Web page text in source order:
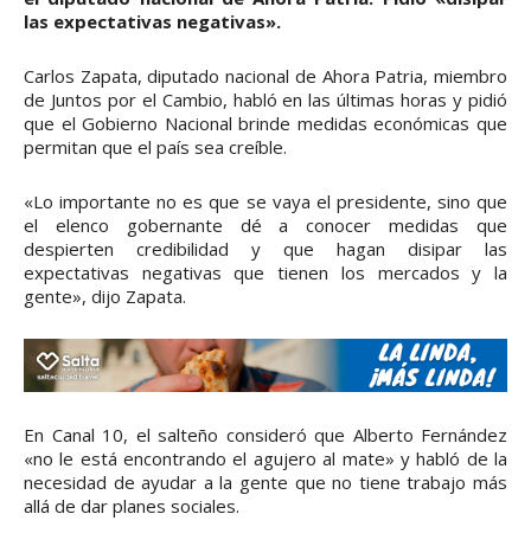
las expectativas negativas».
Carlos Zapata, diputado nacional de Ahora Patria, miembro
de Juntos por el Cambio, habló en las últimas horas y pidió
que el Gobierno Nacional brinde medidas económicas que
permitan que el país sea creíble.
«Lo importante no es que se vaya el presidente, sino que
el elenco gobernante dé a conocer medidas que
despierten credibilidad y que hagan disipar las
expectativas negativas que tienen los mercados y la
gente», dijo Zapata.
En Canal 10, el salteño consideró que Alberto Fernández
«no le está encontrando el agujero al mate» y habló de la
necesidad de ayudar a la gente que no tiene trabajo más
allá de dar planes sociales.